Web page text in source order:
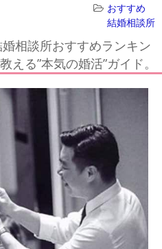
おすすめ
結婚相談所
婚相談所おすすめランキン
える”本気の婚活”ガイド。